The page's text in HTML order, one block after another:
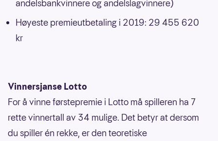
andelsbankvinnere og andelslagvinnere)
Høyeste premieutbetaling i 2019: 29 455 620
kr
Vinnersjanse Lotto
For å vinne førstepremie i Lotto må spilleren ha 7
rette vinnertall av 34 mulige. Det betyr at dersom
du spiller én rekke, er den teoretiske